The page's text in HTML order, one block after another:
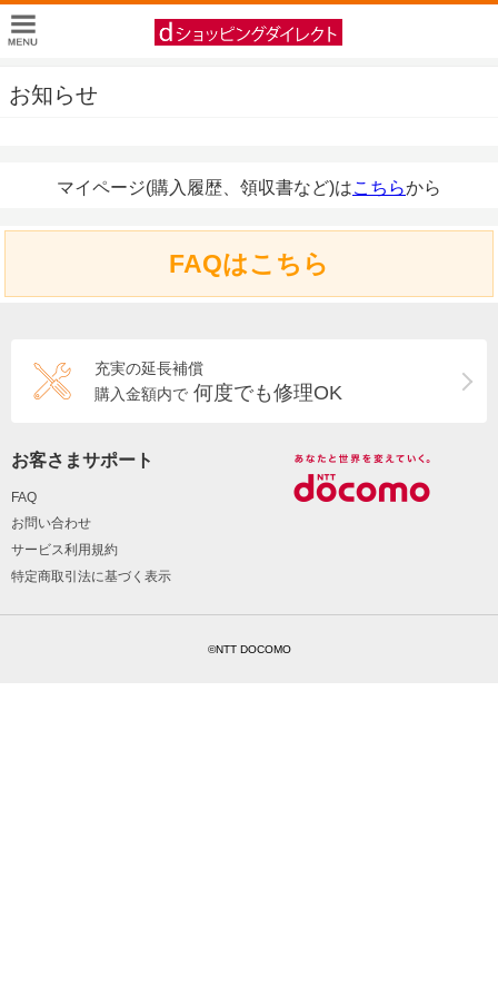
お知らせ
マイページ(購入履歴、領収書など)はこちらから
FAQはこちら
充実の延長補償
購入金額内で 何度でも修理OK
お客さまサポート
FAQ
お問い合わせ
サービス利用規約
特定商取引法に基づく表示
©NTT DOCOMO